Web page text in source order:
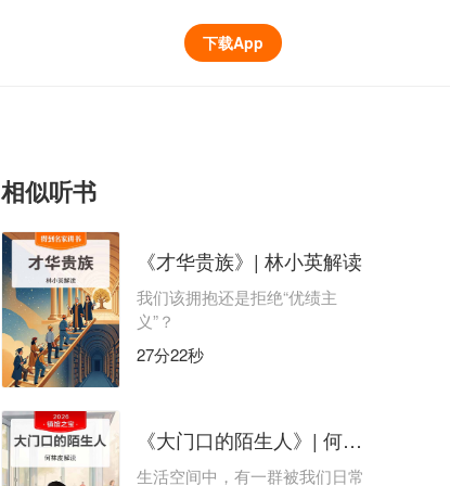
下载App
相似听书
《才华贵族》| 林小英解读
我们该拥抱还是拒绝“优绩主
义”？
27分22秒
《大门口的陌生人》| 何袜皮解读
生活空间中，有一群被我们日常